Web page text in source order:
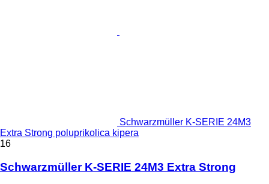
Schwarzmüller K-SERIE 24M3
Extra Strong poluprikolica kipera
16
Schwarzmüller K-SERIE 24M3 Extra Strong